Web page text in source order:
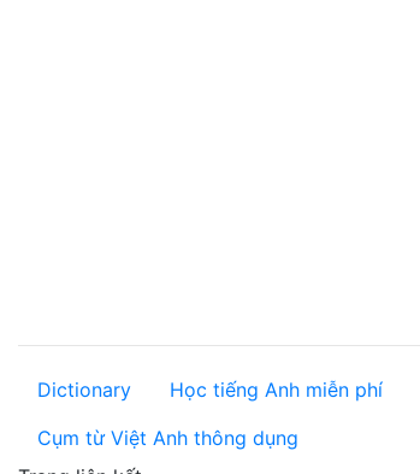
Dictionary Học tiếng Anh miễn phí
Cụm từ Việt Anh thông dụng